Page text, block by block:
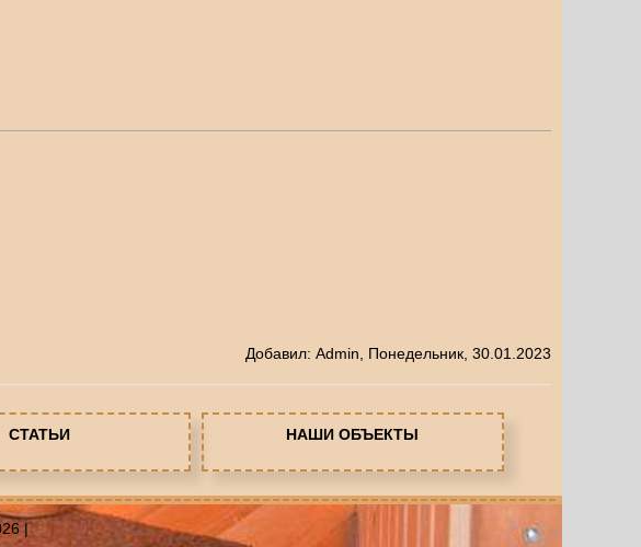
Добавил: Admin , Понедельник, 30.01.2023
СТАТЬИ НАШИ ОБЪЕКТЫ
|